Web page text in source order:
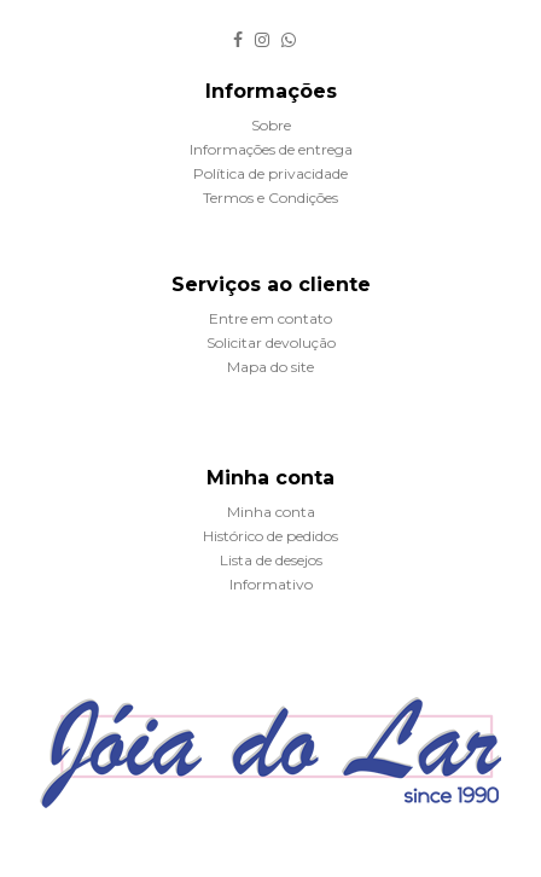
Informações
Sobre
Informações de entrega
Política de privacidade
Termos e Condições
Serviços ao cliente
Entre em contato
Solicitar devolução
Mapa do site
Minha conta
Minha conta
Histórico de pedidos
Lista de desejos
Informativo